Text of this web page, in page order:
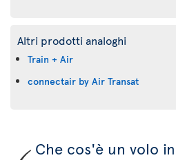
Altri prodotti analoghi
Train + Air
connectair by Air Transat
Che cos'è un volo